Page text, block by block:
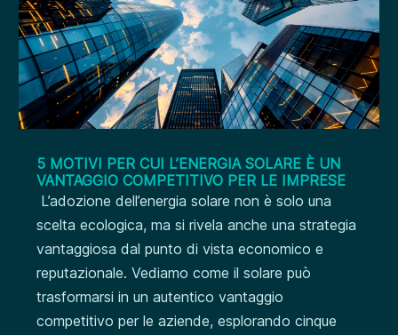
5 MOTIVI PER CUI L’ENERGIA SOLARE È UN
VANTAGGIO COMPETITIVO PER LE IMPRESE
L’adozione dell’energia solare non è solo una
scelta ecologica, ma si rivela anche una strategia
vantaggiosa dal punto di vista economico e
reputazionale. Vediamo come il solare può
trasformarsi in un autentico vantaggio
competitivo per le aziende, esplorando cinque